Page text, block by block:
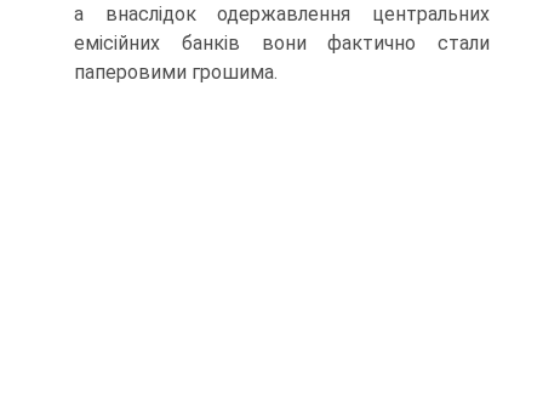
а внаслідок одержавлення центральних
емісійних банків вони фактично стали
паперовими грошима.